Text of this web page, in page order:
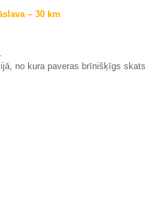
– 30 km
no kura paveras brīnišķīgs skats